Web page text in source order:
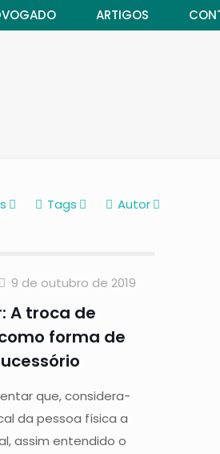
ARTIGOS
Tags Autor
9 de outubro de 2019
A troca de
forma de
que, considera-
da pessoa física a
assim entendido o